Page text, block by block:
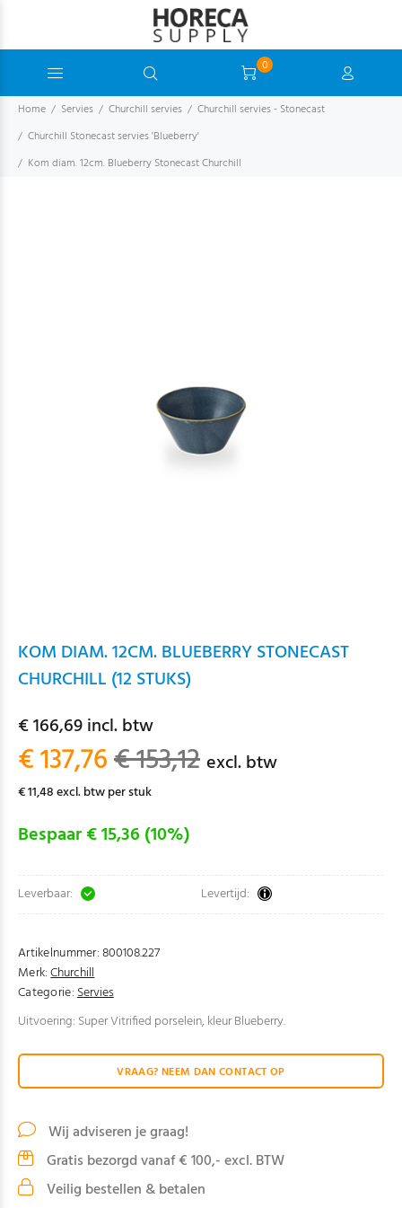
0
Home Servies Churchill servies
Churchill servies - Stonecast
Churchill Stonecast servies 'Blueberry'
Kom diam. 12cm. Blueberry Stonecast Churchill
KOM DIAM. 12CM. BLUEBERRY STONECAST
CHURCHILL (12 STUKS)
€ 166,69 incl. btw
€ 137,76€ 153,12 excl. btw
€ 11,48 excl. btw per stuk
Bespaar € 15,36 (10%)
Leverbaar: Levertijd:
Artikelnummer:800108.227
Merk:Churchill
Categorie:Servies
Uitvoering: Super Vitrified porselein, kleur Blueberry.
VRAAG? NEEM DAN CONTACT OP
Wij adviseren je graag!
Gratis bezorgd vanaf € 100,- excl. BTW
Veilig bestellen & betalen